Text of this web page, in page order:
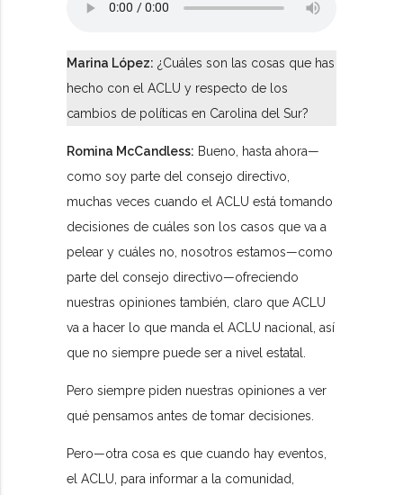
Marina López: ¿Cuáles son las cosas que has
hecho con el ACLU y respecto de los
cambios de políticas en Carolina del Sur?
Romina McCandless: Bueno, hasta ahora—
como soy parte del consejo directivo,
muchas veces cuando el ACLU está tomando
decisiones de cuáles son los casos que va a
pelear y cuáles no, nosotros estamos—como
parte del consejo directivo—ofreciendo
nuestras opiniones también, claro que ACLU
va a hacer lo que manda el ACLU nacional, así
que no siempre puede ser a nivel estatal.
Pero siempre piden nuestras opiniones a ver
qué pensamos antes de tomar decisiones.
Pero—otra cosa es que cuando hay eventos,
el ACLU, para informar a la comunidad,